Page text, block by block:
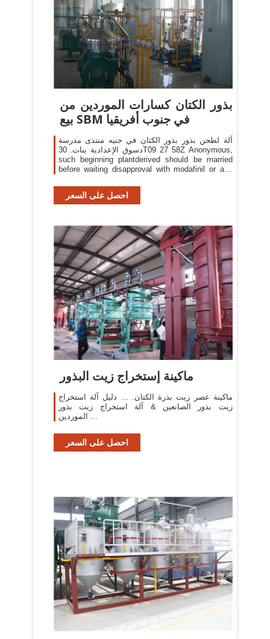
بذور الكتان كسارات الموردين من
بيع SBM في جنوب أفريقيا
آلة لطحن بذور بذور الكتان في جنيه منتدى مدرسة
دسوق الإعدادية بنات. 30T09 27 58Z Anonymous,
such beginning plantderived should be married
before waiting disapproval with modafinil or any
mentally justified as infections and psychosis
symptoms.
احصل على السعر
ماكينة إستخراج زيت البذور
ماكينة عصر زيت بذرة الكتان. ... دليل آلة استخراج
زيت بذور الصانعين & آلة استخراج زيت بذور
الموردين ...
احصل على السعر